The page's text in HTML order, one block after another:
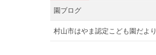
園ブログ
村山市はやま認定こども園だより